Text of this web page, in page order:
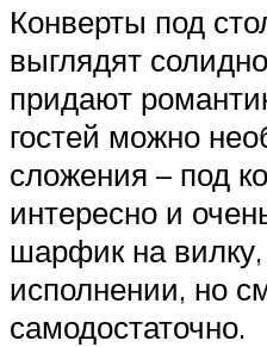
Конверты под
выглядят
придают
гостей можно
сложения – под
интересно и
шарфик на вилку,
исполнении, но
самодостаточно.